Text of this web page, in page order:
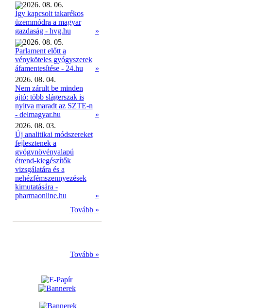
2026. 08. 06.
Így kapcsolt takarékos
üzemmódra a magyar
gazdaság - hvg.hu
»
2026. 08. 05.
Parlament előtt a
vényköteles gyógyszerek
áfamentesítése - 24.hu
»
2026. 08. 04.
Nem zárult be minden
ajtó: több slágerszak is
nyitva maradt az SZTE-n
- delmagyar.hu
»
2026. 08. 03.
Új analitikai módszereket
fejlesztenek a
gyógynövényalapú
étrend-kiegészítők
vizsgálatára és a
nehézfémszennyezések
kimutatására -
pharmaonline.hu
»
Tovább »
Tovább »